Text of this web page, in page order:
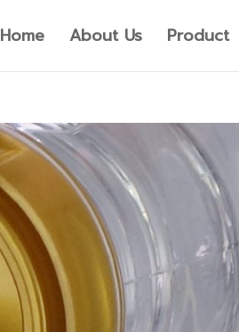
Home About Us Product